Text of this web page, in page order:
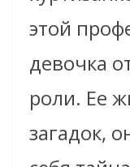
этой
девочка
роли. Ее
загадок,